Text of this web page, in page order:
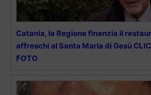
Catania, la Regione finanzia il
affreschi al Santa Maria di Gesù
FOTO